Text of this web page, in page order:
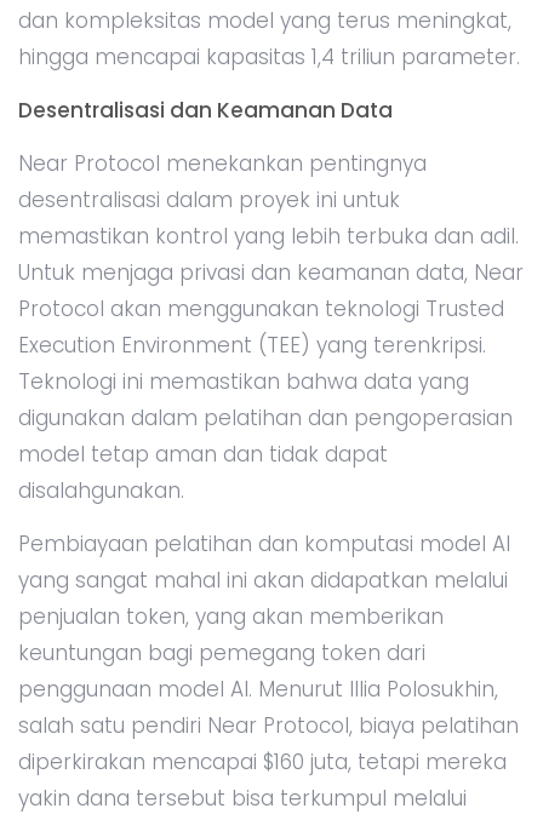
dan kompleksitas model yang terus meningkat,
hingga mencapai kapasitas 1,4 triliun parameter.
Desentralisasi dan Keamanan Data
Near Protocol menekankan pentingnya
desentralisasi dalam proyek ini untuk
memastikan kontrol yang lebih terbuka dan adil.
Untuk menjaga privasi dan keamanan data, Near
Protocol akan menggunakan teknologi Trusted
Execution Environment (TEE) yang terenkripsi.
Teknologi ini memastikan bahwa data yang
digunakan dalam pelatihan dan pengoperasian
model tetap aman dan tidak dapat
disalahgunakan.
Pembiayaan pelatihan dan komputasi model AI
yang sangat mahal ini akan didapatkan melalui
penjualan token, yang akan memberikan
keuntungan bagi pemegang token dari
penggunaan model AI. Menurut Illia Polosukhin,
salah satu pendiri Near Protocol, biaya pelatihan
diperkirakan mencapai $160 juta, tetapi mereka
yakin dana tersebut bisa terkumpul melalui